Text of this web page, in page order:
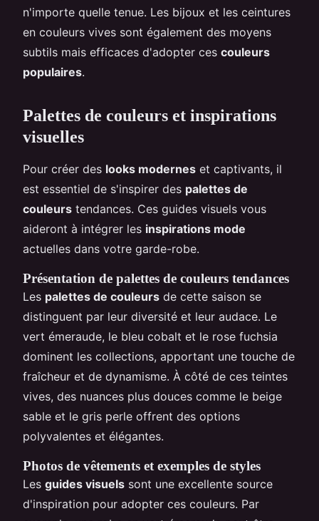
n'importe quelle tenue. Les bijoux et les ceintures
en couleurs vives sont également des moyens
subtils mais efficaces d'adopter ces couleurs
populaires.
Palettes de couleurs et inspirations
visuelles
Pour créer des looks modernes et captivants, il
est essentiel de s'inspirer des palettes de
couleurs tendances. Ces guides visuels vous
aideront à intégrer les inspirations mode
actuelles dans votre garde-robe.
Présentation de palettes de couleurs tendances
Les palettes de couleurs de cette saison se
distinguent par leur diversité et leur audace. Le
vert émeraude, le bleu cobalt et le rose fuchsia
dominent les collections, apportant une touche de
fraîcheur et de dynamisme. À côté de ces teintes
vives, des nuances plus douces comme le beige
sable et le gris perle offrent des options
polyvalentes et élégantes.
Photos de vêtements et exemples de styles
Les guides visuels sont une excellente source
d'inspiration pour adopter ces couleurs. Par